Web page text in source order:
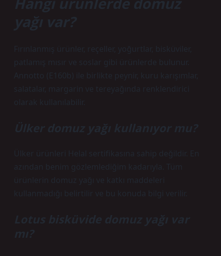
yağı var?
Fırınlanmış ürünler, reçeller, yoğurtlar, bisküviler,
patlamış mısır ve soslar gibi ürünlerde bulunur.
Annotto (E160b) ile birlikte peynir, kuru karışımlar,
salatalar, margarin ve tereyağında renklendirici
olarak kullanılabilir.
Ülker domuz yağı kullanıyor mu?
Ülker ürünleri Helal sertifikasına sahip değildir. En
azından benim gözlemlediğim kadarıyla. Tüm
ürünlerin domuz yağı ve katkı maddeleri
kullanmadığı belirtilir ve bu konuda bilgi verilir.
Lotus bisküvide domuz yağı var
mı?